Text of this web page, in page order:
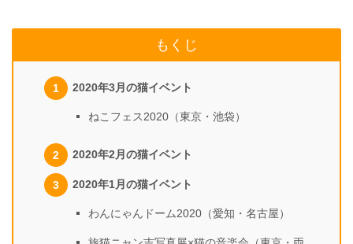
もくじ
2020年3月の猫イベント
ねこフェス2020（東京・池袋）
2020年2月の猫イベント
2020年1月の猫イベント
わんにゃんドーム2020（愛知・名古屋）